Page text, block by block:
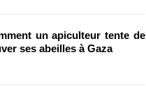
un apiculteur tente de
ses abeilles à Gaza